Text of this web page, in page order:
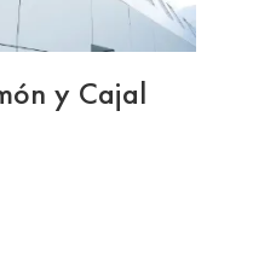
y Cajal